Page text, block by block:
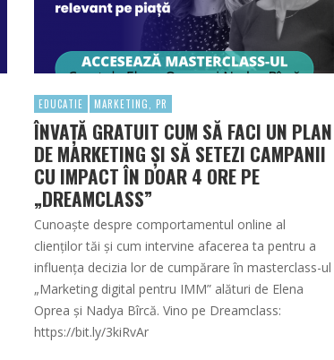
EDUCATIE MARKETING, PR
ÎNVAȚĂ GRATUIT CUM SĂ FACI UN PLAN
DE MARKETING ȘI SĂ SETEZI CAMPANII
CU IMPACT ÎN DOAR 4 ORE PE
„DREAMCLASS”
Cunoaște despre comportamentul online al
clienților tăi și cum intervine afacerea ta pentru a
influența decizia lor de cumpărare în masterclass-ul
„Marketing digital pentru IMM” alături de Elena
Oprea și Nadya Bîrcă. Vino pe Dreamclass:
https://bit.ly/3kiRvAr